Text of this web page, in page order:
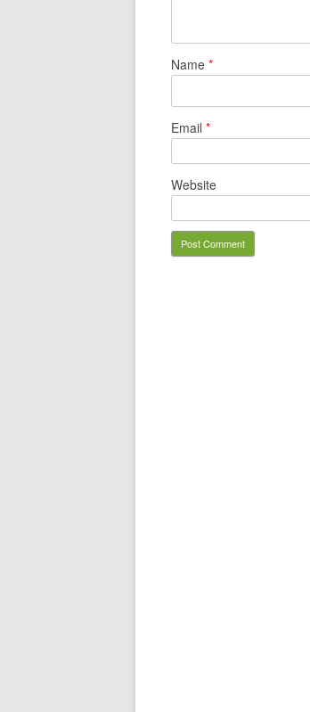
Name *
Email *
Website